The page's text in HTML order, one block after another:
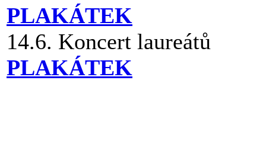
PLAKÁTEK
14.6. Koncert laureátů
PLAKÁTEK